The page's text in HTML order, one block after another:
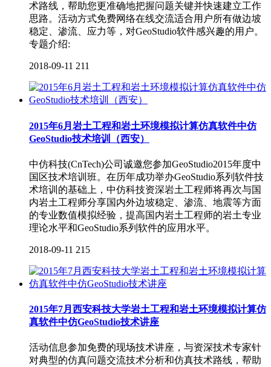
术路线，帮助您更准确地把握问题关键并快速建立工作
思路。活动方式免费网络在线交流适合用户所有做边坡
稳定、渗流、应力等，对GeoStudio软件感兴趣的用户。
专题介绍:
2018-09-11 211
2015年6月岩土工程和岩土环境模拟计算仿真软件中仿
GeoStudio技术培训（西安）
中仿科技(CnTech)公司诚邀您参加GeoStudio2015年度中
国区技术培训班。在历年成功举办GeoStudio系列软件技
术培训的基础上，中仿科技资深岩土工程师将再次与国
内岩土工程师分享国内外边坡稳定、渗流、地震等方面
的专业数值模拟经验，提高国内岩土工程师的岩土专业
理论水平和GeoStudio系列软件的应用水平。
2018-09-11 215
2015年7月西安科技大学岩土工程和岩土环境模拟计算仿
真软件中仿GeoStudio技术讲座
活动信息参加免费的现场技术讲座，与资深技术专家针
对典型的仿真问题交流技术分析和仿真技术路线，帮助